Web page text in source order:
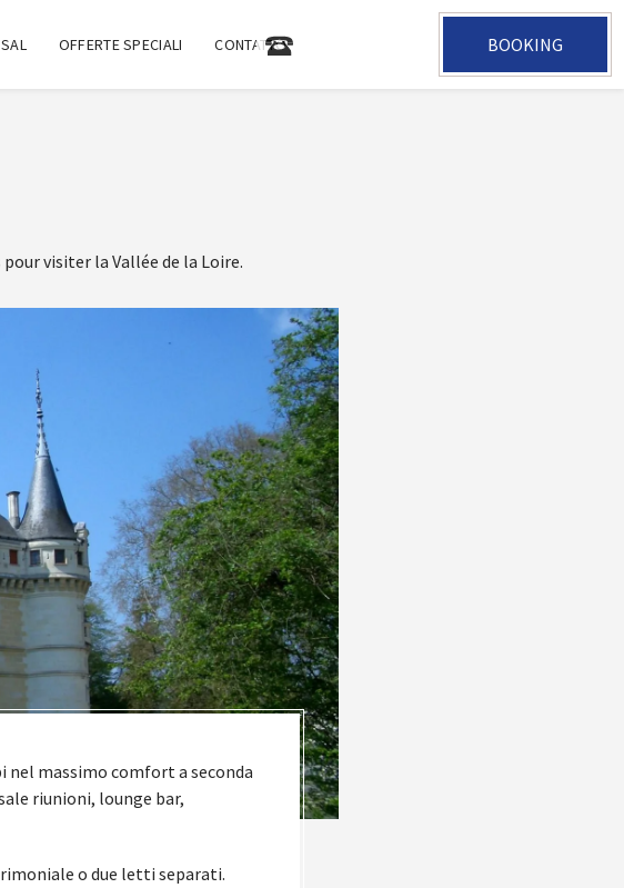
OFFERTE SPECIALI CONTATTO BOOKING
visiter la Vallée de la Loire.
massimo comfort a seconda
riunioni, lounge bar,
o due letti separati.